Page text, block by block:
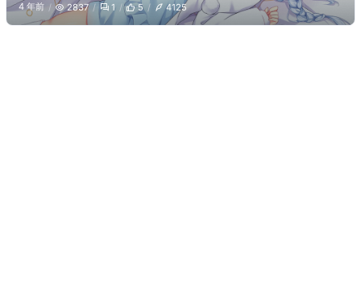
4 年前 2837 1 5 4125